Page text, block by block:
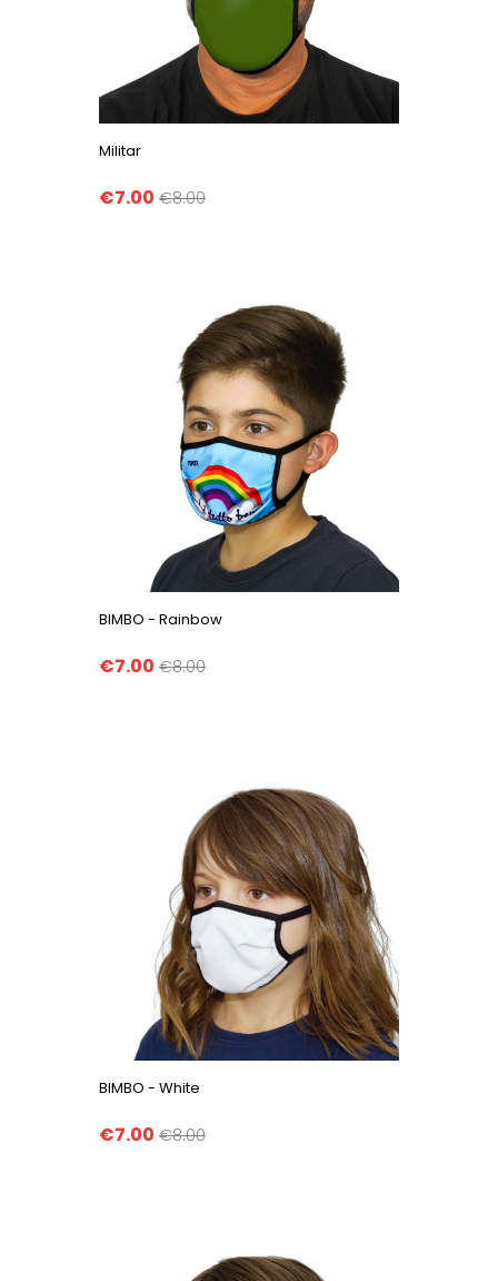
Militar
€7.00 €8.00
BIMBO - Rainbow
€7.00 €8.00
BIMBO - White
€7.00 €8.00